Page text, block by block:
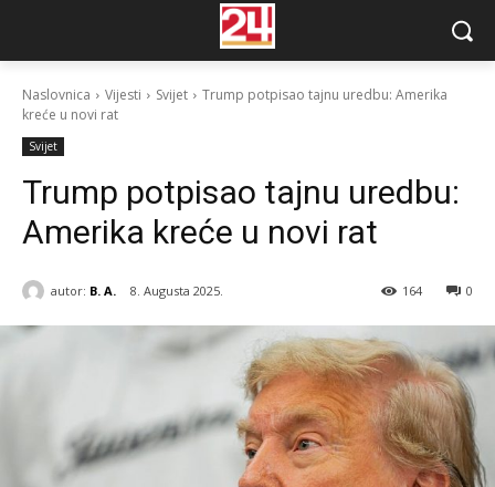
Naslovnica Vijesti Svijet
Trump potpisao tajnu uredbu: Amerika
kreće u novi rat
Svijet
Trump potpisao tajnu uredbu:
Amerika kreće u novi rat
autor: B. A. 8. Augusta 2025. 0
164